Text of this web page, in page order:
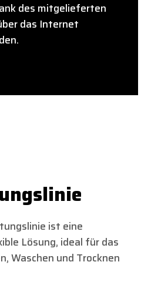
des mitgelieferten
das Internet
ist eine
Lösung, ideal für das
Waschen und Trocknen